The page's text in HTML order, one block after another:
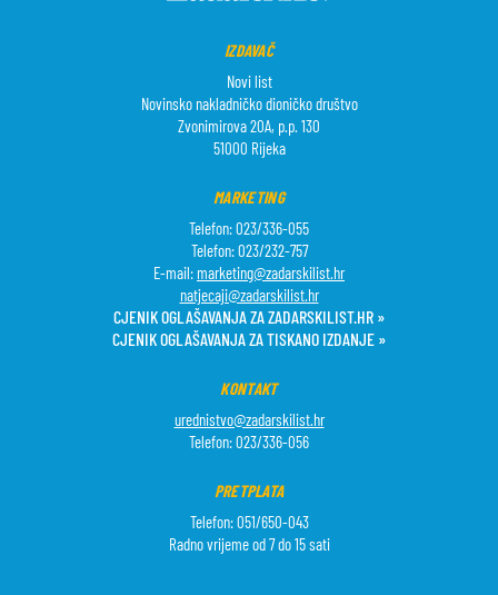
IZDAVAČ
Novi list
Novinsko nakladničko dioničko društvo
Zvonimirova 20A, p.p. 130
51000 Rijeka
MARKETING
Telefon: 023/336-055
Telefon: 023/232-757
E-mail: marketing@zadarskilist.hr
natjecaji@zadarskilist.hr
CJENIK OGLAŠAVANJA ZA ZADARSKILIST.HR »
CJENIK OGLAŠAVANJA ZA TISKANO IZDANJE »
KONTAKT
urednistvo@zadarskilist.hr
Telefon: 023/336-056
PRETPLATA
Telefon: 051/650-043
Radno vrijeme od 7 do 15 sati